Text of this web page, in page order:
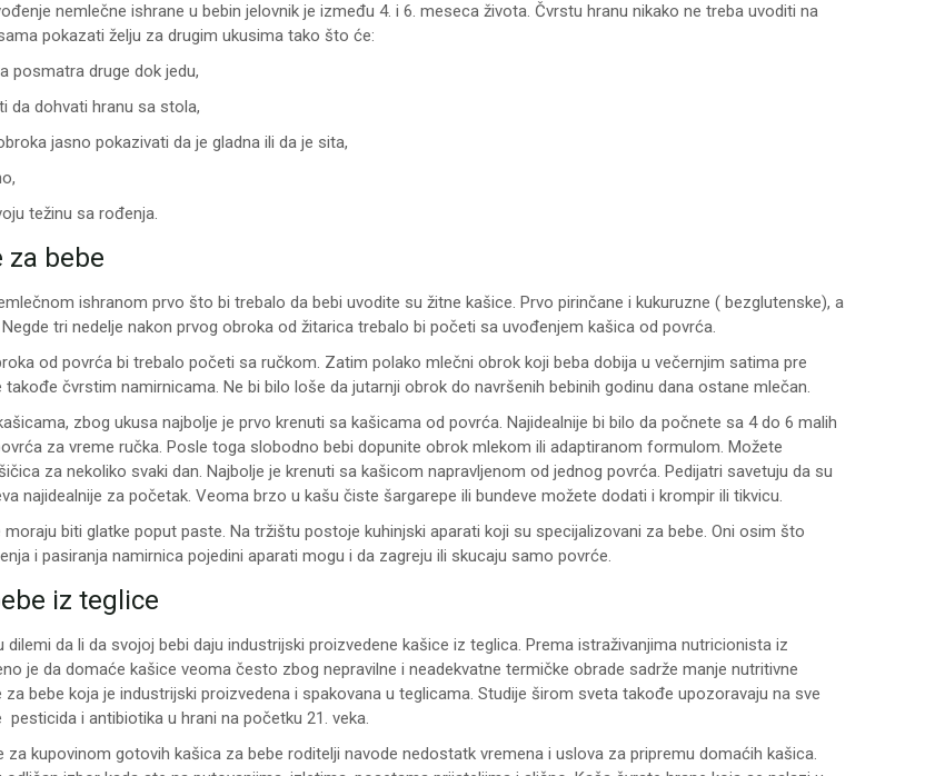
nemlečne ishrane u bebin jelovnik je između 4. i 6. meseca života. Čvrstu hranu nikako ne treba uvoditi na
pokazati želju za drugim ukusima tako što će:
posmatra druge dok jedu,
da dohvati hranu sa stola,
jasno pokazivati da je gladna ili da je sita,
težinu sa rođenja.
za bebe
ishranom prvo što bi trebalo da bebi uvodite su žitne kašice. Prvo pirinčane i kukuruzne ( bezglutenske), a
tri nedelje nakon prvog obroka od žitarica trebalo bi početi sa uvođenjem kašica od povrća.
od povrća bi trebalo početi sa ručkom. Zatim polako mlečni obrok koji beba dobija u večernjim satima pre
takođe čvrstim namirnicama. Ne bi bilo loše da jutarnji obrok do navršenih bebinih godinu dana ostane mlečan.
zbog ukusa najbolje je prvo krenuti sa kašicama od povrća. Najidealnije bi bilo da počnete sa 4 do 6 malih
za vreme ručka. Posle toga slobodno bebi dopunite obrok mlekom ili adaptiranom formulom. Možete
za nekoliko svaki dan. Najbolje je krenuti sa kašicom napravljenom od jednog povrća. Pedijatri savetuju da su
najidealnije za početak. Veoma brzo u kašu čiste šargarepe ili bundeve možete dodati i krompir ili tikvicu.
moraju biti glatke poput paste. Na tržištu postoje kuhinjski aparati koji su specijalizovani za bebe. Oni osim što
i pasiranja namirnica pojedini aparati mogu i da zagreju ili skucaju samo povrće.
iz teglice
dilemi da li da svojoj bebi daju industrijski proizvedene kašice iz teglica. Prema istraživanjima nutricionista iz
je da domaće kašice veoma često zbog nepravilne i neadekvatne termičke obrade sadrže manje nutritivne
bebe koja je industrijski proizvedena i spakovana u teglicama. Studije širom sveta takođe upozoravaju na sve
i antibiotika u hrani na početku 21. veka.
za kupovinom gotovih kašica za bebe roditelji navode nedostatk vremena i uslova za pripremu domaćih kašica.